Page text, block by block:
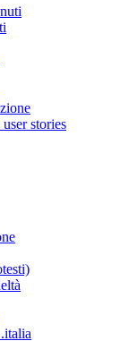
stories